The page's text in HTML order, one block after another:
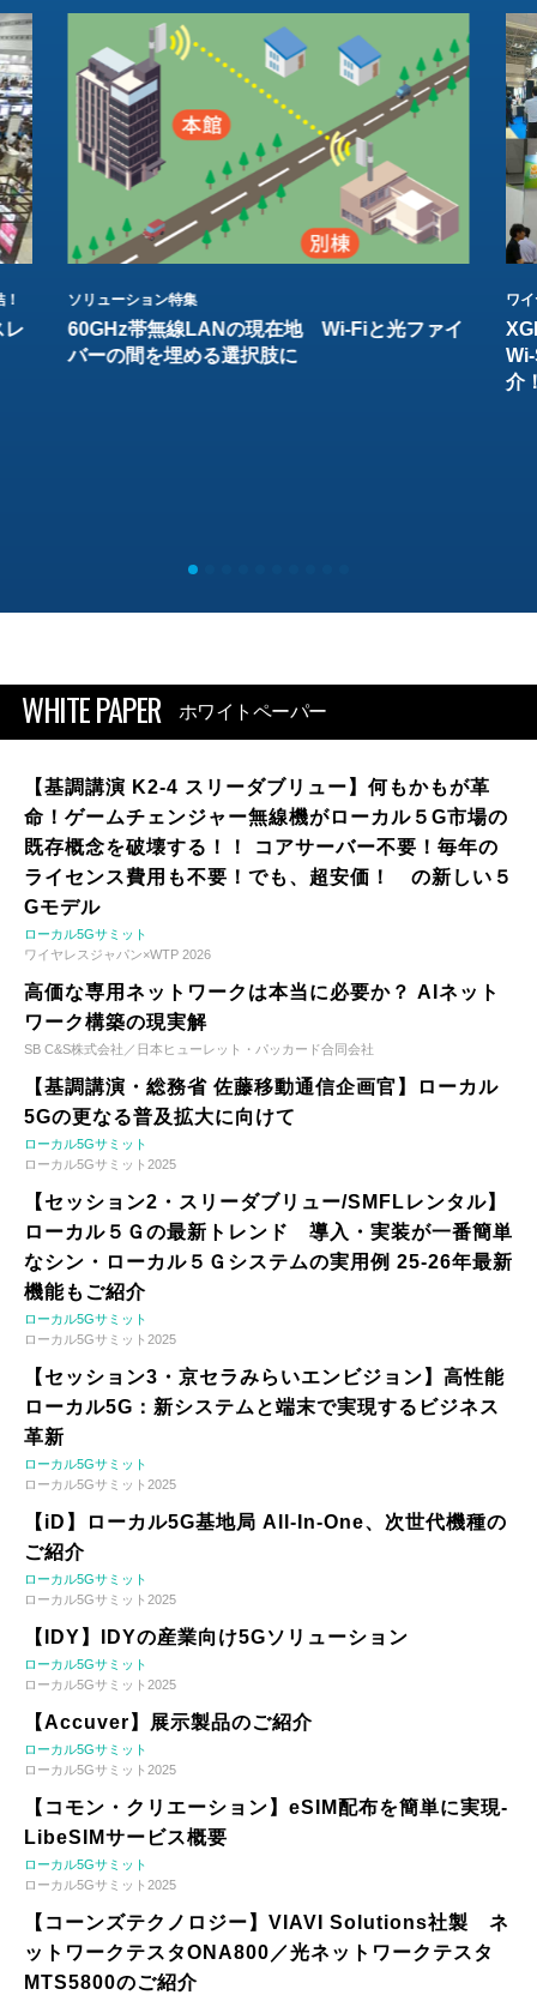
レ
ソリューション特集
60GHz帯無線LANの現在地 Wi-Fiと光ファイ
バーの間を埋める選択肢に
ワ
介
WHITE PAPER ホワイトペーパー
【基調講演 K2-4 スリーダブリュー】何もかもが革
命！ゲームチェンジャー無線機がローカル５G市場の
既存概念を破壊する！！ コアサーバー不要！毎年の
ライセンス費用も不要！でも、超安価！ の新しい５
Gモデル
ローカル5Gサミット
ワイヤレスジャパン×WTP 2026
高価な専用ネットワークは本当に必要か？ AIネット
ワーク構築の現実解
SB C&S株式会社／日本ヒューレット・パッカード合同会社
【基調講演・総務省 佐藤移動通信企画官】ローカル
5Gの更なる普及拡大に向けて
ローカル5Gサミット
ローカル5Gサミット2025
【セッション2・スリーダブリュー/SMFLレンタル】
ローカル５Ｇの最新トレンド 導入・実装が一番簡単
なシン・ローカル５Ｇシステムの実用例 25-26年最新
機能もご紹介
ローカル5Gサミット
ローカル5Gサミット2025
【セッション3・京セラみらいエンビジョン】高性能
ローカル5G：新システムと端末で実現するビジネス
革新
ローカル5Gサミット
ローカル5Gサミット2025
【iD】ローカル5G基地局 All-In-One、次世代機種の
ご紹介
ローカル5Gサミット
ローカル5Gサミット2025
【IDY】IDYの産業向け5Gソリューション
ローカル5Gサミット
ローカル5Gサミット2025
【Accuver】展示製品のご紹介
ローカル5Gサミット
ローカル5Gサミット2025
【コモン・クリエーション】eSIM配布を簡単に実現-
LibeSIMサービス概要
ローカル5Gサミット
ローカル5Gサミット2025
【コーンズテクノロジー】VIAVI Solutions社製 ネ
ットワークテスタONA800／光ネットワークテスタ
MTS5800のご紹介